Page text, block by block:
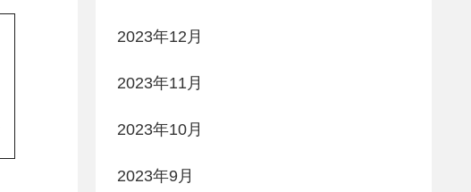
2023年12月
2023年11月
2023年10月
2023年9月